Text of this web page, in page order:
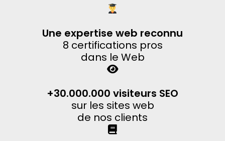
Une expertise web reconnu
8 certifications pros
dans le Web
+30.000.000 visiteurs SEO
sur les sites web
de nos clients